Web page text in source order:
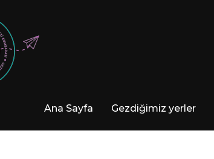
Ana Sayfa Gezdiğimiz yerler